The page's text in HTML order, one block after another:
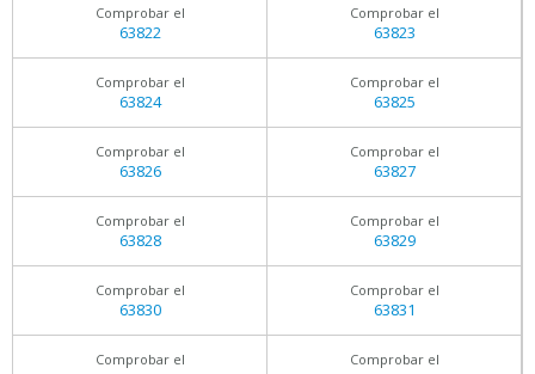
Comprobar el
63822
Comprobar el
63823
Comprobar el
63824
Comprobar el
63825
Comprobar el
63826
Comprobar el
63827
Comprobar el
63828
Comprobar el
63829
Comprobar el
63830
Comprobar el
63831
Comprobar el Comprobar el